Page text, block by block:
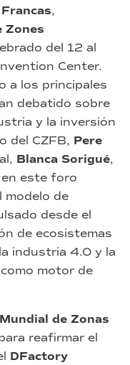
,
Zones
del 12 al
Center.
a los principales
debatido sobre
y la inversión
del CZFB, Pere
Blanca Sorigué,
este foro
modelo de
desde el
de ecosistemas
industria 4.0 y la
motor de
de Zonas
reafirmar el
DFactory